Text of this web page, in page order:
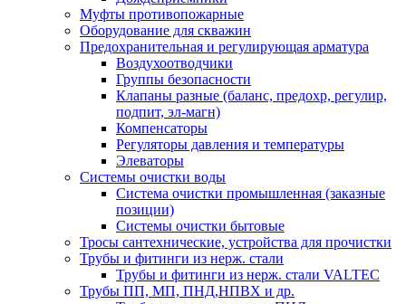
Муфты противопожарные
Оборудование для скважин
Предохранительная и регулирующая арматура
Воздухоотводчики
Группы безопасности
Клапаны разные (баланс, предохр, регулир,
подпит, эл-магн)
Компенсаторы
Регуляторы давления и температуры
Элеваторы
Системы очистки воды
Система очистки промышленная (заказные
позиции)
Системы очистки бытовые
Тросы сантехнические, устройства для прочистки
Трубы и фитинги из нерж. стали
Трубы и фитинги из нерж. стали VALTEC
Трубы ПП, МП, ПНД,НПВХ и др.